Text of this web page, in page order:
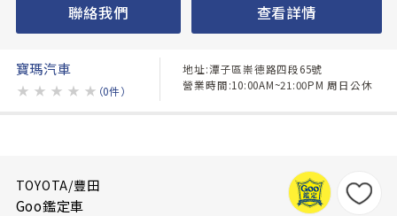
聯絡我們 查看詳情
寶瑪汽車
★ ★ ★ ★ ★ （0件）
地址:潭子區崇德路四段65號
營業時間:10:00AM~21:00PM 周日公休
TOYOTA/豐田
Goo鑑定車